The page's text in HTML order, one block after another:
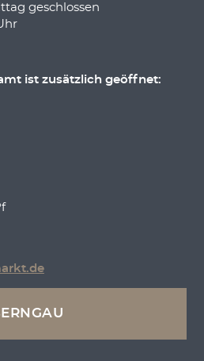
geschlossen
ist zusätzlich geöffnet: